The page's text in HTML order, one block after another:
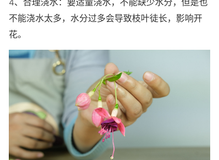
4、合理浇水：要适量浇水，不能缺少水分，但是也
不能浇水太多，水分过多会导致枝叶徒长，影响开
花。